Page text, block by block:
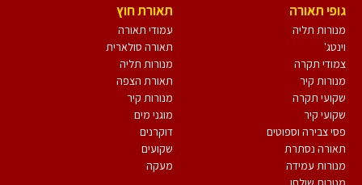
גופי תאורה
מנורות תליה
וינטג'
צמודי תקרה
מנורות קיר
שקועי תקרה
שקועי קיר
פסי צבירה וספוטים
תאורה נסתרת
מנורות עמידה
תאורת חוץ
עמודי תאורה
תאורה סולארית
מנורות תליה
תאורת הצפה
מנורות קיר
מוגני מים
דוקרנים
שקועים
מעקה